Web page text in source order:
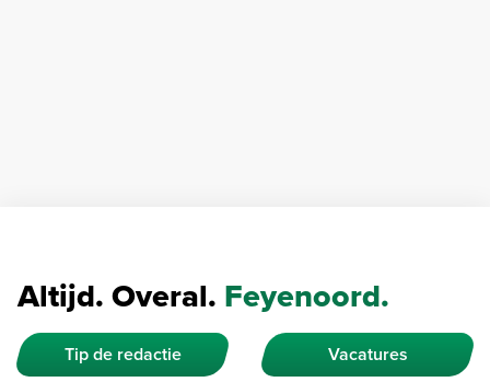
Altijd. Overal. Feyenoord.
Tip de redactie Vacatures